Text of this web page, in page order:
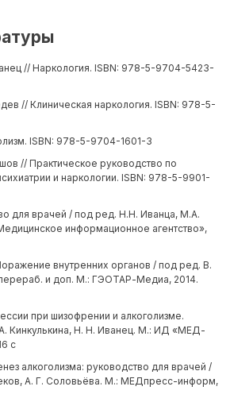
// Наркология. ISBN: 978-5-9704-5423-
// Клиническая наркология. ISBN: 978-5-
ISBN: 978-5-9704-1601-3
// Практическое руководство по
и наркологии. ISBN: 978-5-9901-
для врачей / под ред. Н.Н. Иванца, М.А.
информационное агентство»,
внутренних органов / под ред. В.
и доп. М.: ГЭОТАР-Медиа, 2014.
при шизофрении и алкоголизме.
Кинкулькина, Н. Н. Иванец. М.: ИД «МЕД-
с
алкоголизма: руководство для врачей /
А. Г. Соловьёва. М.: МЕДпресс-информ,